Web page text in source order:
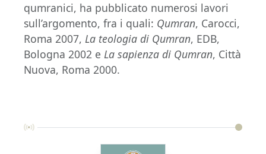
qumranici, ha pubblicato numerosi lavori
sull’argomento, fra i quali: Qumran, Carocci,
Roma 2007, La teologia di Qumran, EDB,
Bologna 2002 e La sapienza di Qumran, Città
Nuova, Roma 2000.